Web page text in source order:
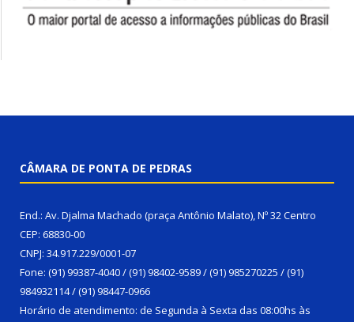
CÂMARA DE PONTA DE PEDRAS
End.: Av. Djalma Machado (praça Antônio Malato), Nº 32 Centro
CEP: 68830-00
CNPJ: 34.917.229/0001-07
Fone: (91) 99387-4040 / (91) 98402-9589 / (91) 985270225 / (91)
984932114 / (91) 98447-0966
Horário de atendimento: de Segunda à Sexta das 08:00hs às